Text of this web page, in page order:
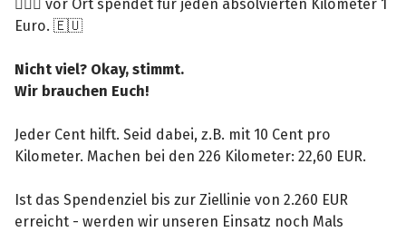
🏃🏽‍♂️ vor Ort spendet für jeden absolvierten Kilometer 1
Euro. 🇪🇺
Nicht viel? Okay, stimmt.
Wir brauchen Euch!
Jeder Cent hilft. Seid dabei, z.B. mit 10 Cent pro
Kilometer. Machen bei den 226 Kilometer: 22,60 EUR.
Ist das Spendenziel bis zur Ziellinie von 2.260 EUR
erreicht - werden wir unseren Einsatz noch Mals